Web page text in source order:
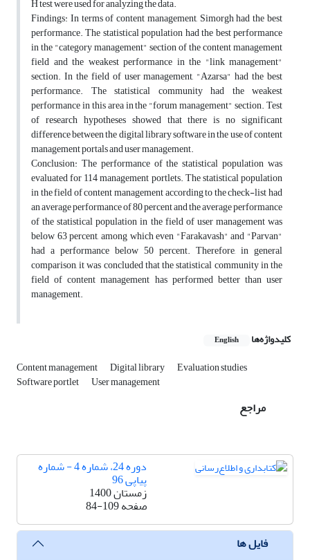
H test were used for analyzing the data.
Findings: In terms of content management, Simorgh had the best
performance. The statistical population had the best performance
in the "category management" section of the content management
field and the weakest performance in the "link management"
section. In the field of user management, "Azarsa" had the best
performance. The statistical community had the weakest
performance in this area in the "forum management" section. Test
of research hypotheses showed that there is no significant
difference between the digital library software in the use of content
management portals and user management.
Conclusion: The performance of the statistical population was
evaluated for 114 management portlets. The statistical population
in the field of content management according to the check-list had
an average performance of 80 percent and the average performance
of the statistical population in the field of user management was
below 63 percent, among which even "Farakavash" and "Parvan"
had a performance below 50 percent. Therefore, in general
comparison, it was concluded that the statistical community in the
field of content management has performed better than user
management.
کلیدواژه‌ها English
Content management Digital library Evaluation studies
Software portlet User management
مراجع
دوره 24، شماره 4 - شماره
پیاپی 96
زمستان 1400
صفحه84-109
فایل ها